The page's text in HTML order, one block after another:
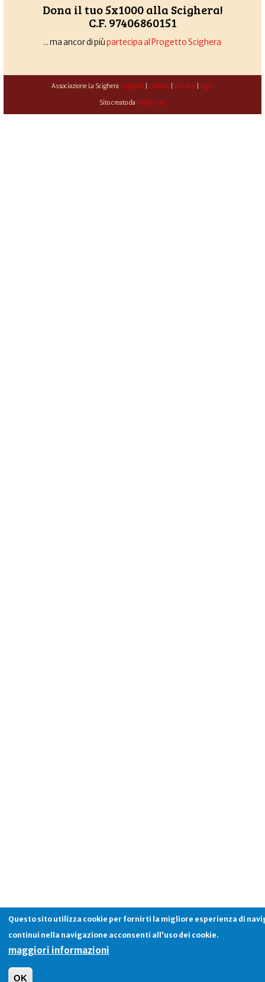
Dona il tuo 5x1000 alla Scighera!
C.F. 97406860151
... ma ancor di piùpartecipa al Progetto Scighera
Associazione La Scighera copyleft| cookies| privacy| login
Sito creato da Alekos.net
Questo sito utilizza cookie per fornirti la migliore esperienza di
continui nella navigazione acconsenti all'uso dei cookie.
maggiori informazioni
OK